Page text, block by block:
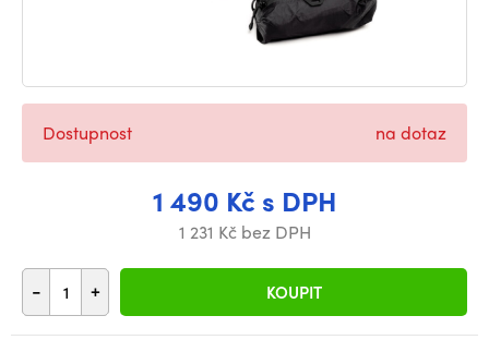
1 490 Kč s DPH
1 231 Kč bez DPH
- + KOUPIT
Dostupnost na dotaz